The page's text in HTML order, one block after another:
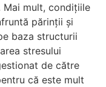
mult, condițiile
părinții și
baza structurii
stresului
de către
că este mult